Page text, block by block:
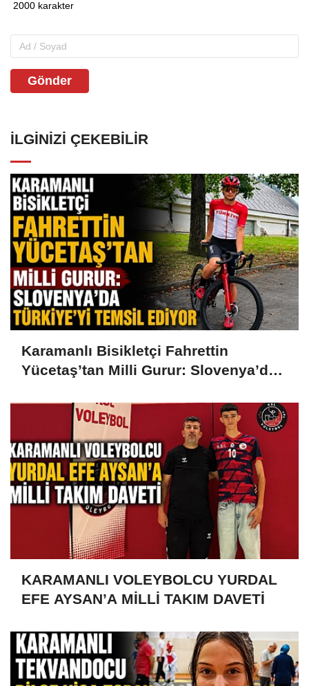
Gönder
İLGINIZI ÇEKEBILIR
Karamanlı Bisikletçi Fahrettin
Yücetaş’tan Milli Gurur: Slovenya’da
KARAMANLI VOLEYBOLCU YURDAL
EFE AYSAN’A MİLLİ TAKIM DAVETİ